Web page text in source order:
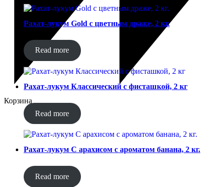
Корзина
Рахат-лукум Gold с цветным драже, 2 кг.
Read more
Рахат-лукум Классический с фисташкой, 2 кг
Read more
Рахат-лукум С арахисом с ароматом банана, 2 кг.
Read more